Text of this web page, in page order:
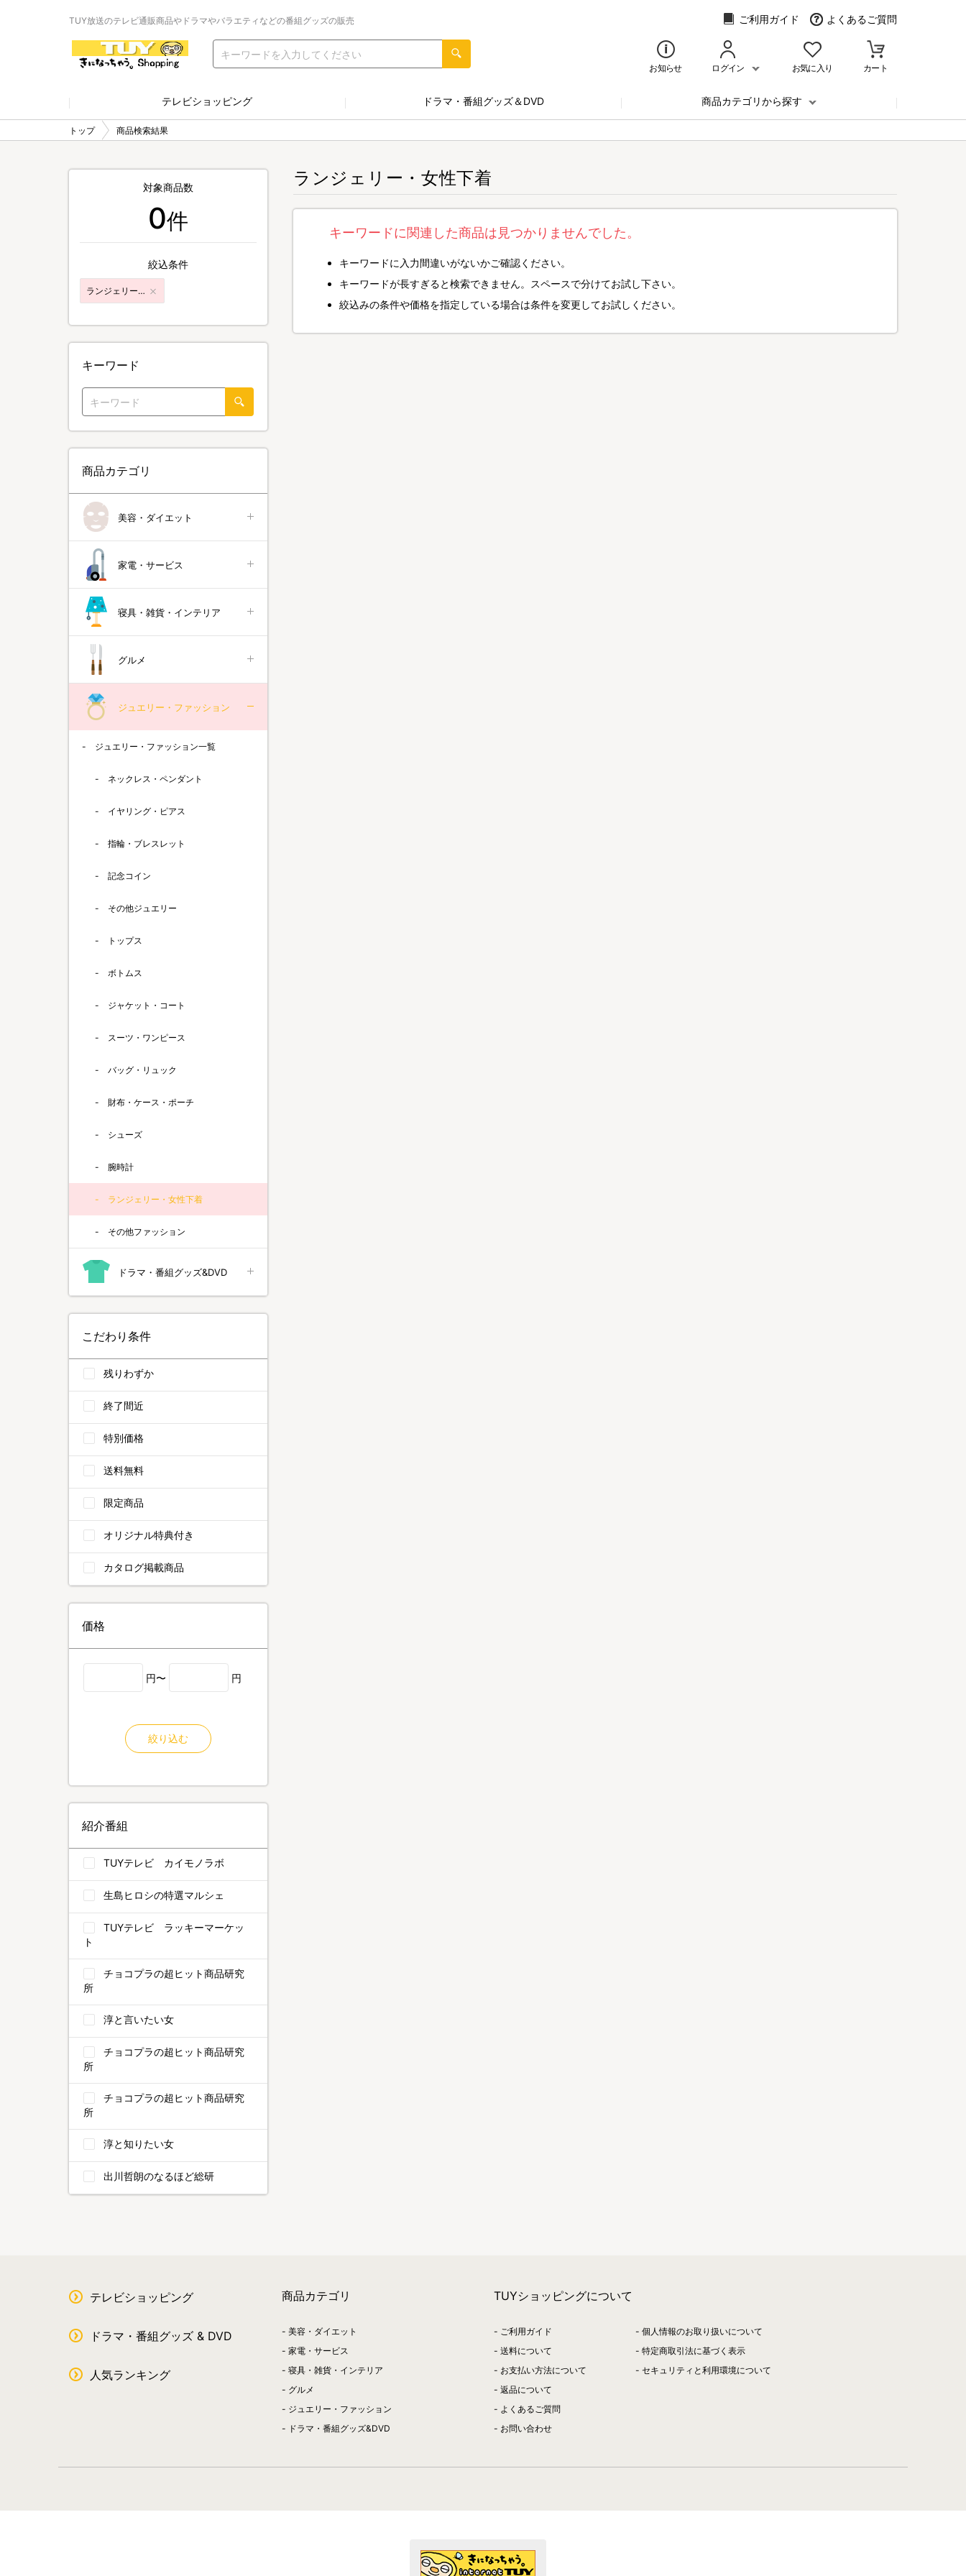
TUY放送のテレビ通販商品やドラマやバラエティなどの番組グッズの販売 ご利用ガイド よくあるご質問
お知らせ ログイン お気に入り カート
テレビショッピング ドラマ・番組グッズ＆DVD 商品カテゴリから探す
トップ 商品検索結果
ランジェリー・女性下着
キーワードに関連した商品は見つかりませんでした。
キーワードに入力間違いがないかご確認ください。
キーワードが長すぎると検索できません。スペースで分けてお試し下さい。
絞込みの条件や価格を指定している場合は条件を変更してお試しください。
対象商品数
0件
絞込条件
ランジェリー・女性下着
キーワード
商品カテゴリ
美容・ダイエット
家電・サービス
寝具・雑貨・インテリア
グルメ
ジュエリー・ファッション
ジュエリー・ファッション一覧
ネックレス・ペンダント
イヤリング・ピアス
指輪・ブレスレット
記念コイン
その他ジュエリー
トップス
ボトムス
ジャケット・コート
スーツ・ワンピース
バッグ・リュック
財布・ケース・ポーチ
シューズ
腕時計
ランジェリー・女性下着
その他ファッション
ドラマ・番組グッズ&DVD
こだわり条件
残りわずか
終了間近
特別価格
送料無料
限定商品
オリジナル特典付き
カタログ掲載商品
価格
円〜 円
絞り込む
紹介番組
TUYテレビ カイモノラボ
生島ヒロシの特選マルシェ
TUYテレビ ラッキーマーケッ
ト
チョコプラの超ヒット商品研究
所
淳と言いたい女
チョコプラの超ヒット商品研究
所
チョコプラの超ヒット商品研究
所
淳と知りたい女
出川哲朗のなるほど総研
テレビショッピング
ドラマ・番組グッズ & DVD
人気ランキング
商品カテゴリ
美容・ダイエット
家電・サービス
寝具・雑貨・インテリア
グルメ
ジュエリー・ファッション
ドラマ・番組グッズ&DVD
TUYショッピングについて
ご利用ガイド
送料について
お支払い方法について
返品について
よくあるご質問
お問い合わせ
個人情報のお取り扱いについて
特定商取引法に基づく表示
セキュリティと利用環境について